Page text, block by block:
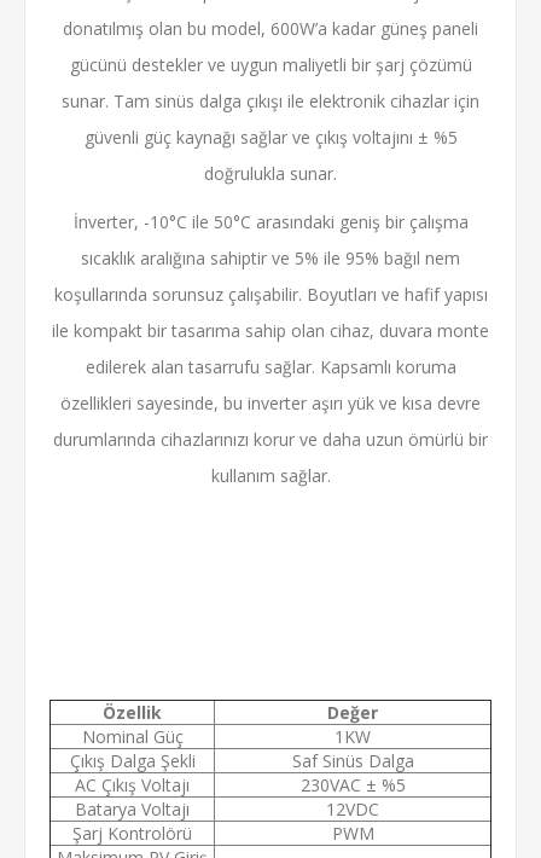
donatılmış olan bu model, 600W’a kadar güneş paneli
gücünü destekler ve uygun maliyetli bir şarj çözümü
sunar. Tam sinüs dalga çıkışı ile elektronik cihazlar için
güvenli güç kaynağı sağlar ve çıkış voltajını ± %5
doğrulukla sunar.
İnverter, -10°C ile 50°C arasındaki geniş bir çalışma
sıcaklık aralığına sahiptir ve 5% ile 95% bağıl nem
koşullarında sorunsuz çalışabilir. Boyutları ve hafif yapısı
ile kompakt bir tasarıma sahip olan cihaz, duvara monte
edilerek alan tasarrufu sağlar. Kapsamlı koruma
özellikleri sayesinde, bu inverter aşırı yük ve kısa devre
durumlarında cihazlarınızı korur ve daha uzun ömürlü bir
kullanım sağlar.
Özellik
Değer
Nominal Güç
1KW
Çıkış Dalga Şekli
Saf Sinüs Dalga
AC Çıkış Voltajı
230VAC ± %5
Batarya Voltajı
12VDC
Şarj Kontrolörü
PWM